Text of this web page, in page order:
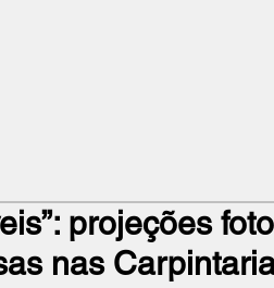
projeções
nas